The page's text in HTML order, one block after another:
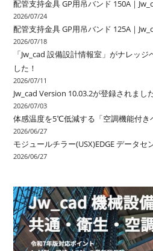
配管支持金具 GP用吊バンド 150A｜
2026/07/24
配管支持金具 GP用吊バンド 125A｜
2026/07/18
「Jw_cad 設備設計情報室」がナレッ
した！
2026/07/11
Jw_cad Version 10.03.2が登録されまし
2026/07/03
体感温度を5℃低減する「空調機能付き
2026/06/27
モジュールチラー(USX)EDGE データセ
2026/06/27